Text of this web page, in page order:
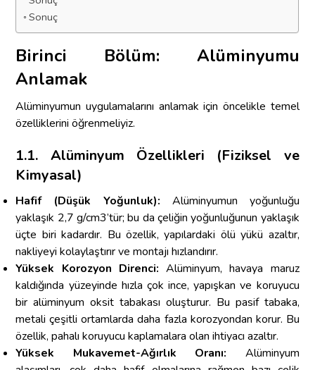
Sonuç
Birinci Bölüm: Alüminyumu
Anlamak
Alüminyumun uygulamalarını anlamak için öncelikle temel
özelliklerini öğrenmeliyiz.
1.1. Alüminyum Özellikleri (Fiziksel ve
Kimyasal)
Hafif (Düşük Yoğunluk): Alüminyumun yoğunluğu
yaklaşık 2,7 g/cm3’tür; bu da çeliğin yoğunluğunun yaklaşık
üçte biri kadardır. Bu özellik, yapılardaki ölü yükü azaltır,
nakliyeyi kolaylaştırır ve montajı hızlandırır.
Yüksek Korozyon Direnci: Alüminyum, havaya maruz
kaldığında yüzeyinde hızla çok ince, yapışkan ve koruyucu
bir alüminyum oksit tabakası oluşturur. Bu pasif tabaka,
metali çeşitli ortamlarda daha fazla korozyondan korur. Bu
özellik, pahalı koruyucu kaplamalara olan ihtiyacı azaltır.
Yüksek Mukavemet-Ağırlık Oranı: Alüminyum